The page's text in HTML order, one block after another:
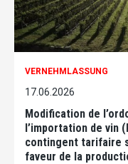
VERNEHMLASSUNG
17.06.2026
Modification de
l’importation de vin
contingent tarifaire
faveur de la